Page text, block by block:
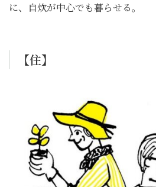
に、自炊が中心でも暮らせる。
【住】